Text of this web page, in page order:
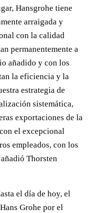
Hansgrohe tiene
arraigada y
con la calidad
permanentemente a
añadido y con los
la eficiencia y la
estrategia de
sistemática,
exportaciones de la
el excepcional
empleados, con los
Thorsten
el día de hoy, el
Grohe por el